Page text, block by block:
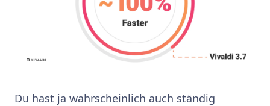
Du hast ja wahrscheinlich auch ständig